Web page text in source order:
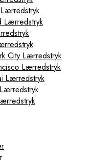
Lærredstryk
City Lærredstryk
Lærredstryk
Lærredstryk